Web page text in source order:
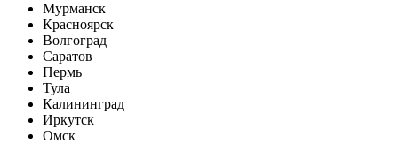
Мурманск
Красноярск
Волгоград
Саратов
Пермь
Тула
Калининград
Иркутск
Омск